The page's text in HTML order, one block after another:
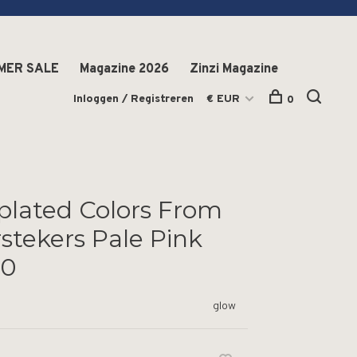
SALE Magazine 2026 Zinzi Magazine
Inloggen / Registreren € EUR 0
Colors From
Pale Pink
glow